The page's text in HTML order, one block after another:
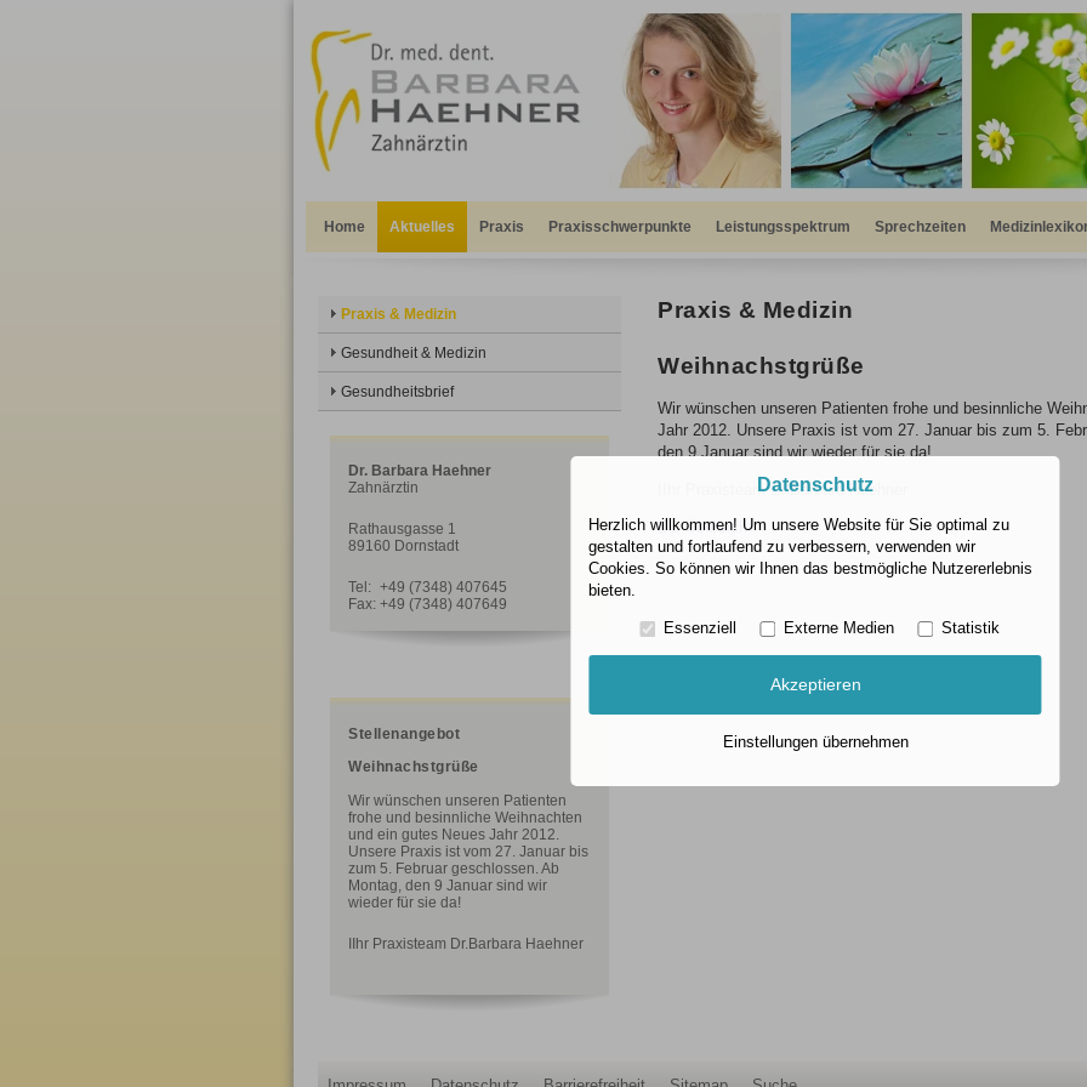
Home Aktuelles Praxis Praxisschwerpunkte Leistungsspektrum Sprechzeiten
Praxis & Medizin
Gesundheit & Medizin
Gesundheitsbrief
Dr. Barbara Haehner
Zahnärztin
Rathausgasse 1
89160 Dornstadt
Tel: +49 (7348) 407645
Fax: +49 (7348) 407649
Stellenangebot
Weihnachstgrüße
Wir wünschen unseren Patienten
frohe und besinnliche Weihnachten
und ein gutes Neues Jahr 2012.
Unsere Praxis ist vom 27. Januar bis
zum 5. Februar geschlossen. Ab
Montag, den 9 Januar sind wir
wieder für sie da!
IIhr Praxisteam Dr.Barbara Haehner
Praxis & Medizin
Weihnachstgrüße
Wir wünschen unseren Patienten frohe und besinnliche
Jahr 2012. Unsere Praxis ist vom 27. Januar bis zum 5.
den 9 Januar sind wir wieder für sie da!
IIhr Praxisteam Dr.Barbara Haehner
Zur Übersicht
Datenschutz
Herzlich willkommen! Um unsere Website für Sie optimal zu
gestalten und fortlaufend zu verbessern, verwenden wir
Cookies. So können wir Ihnen das bestmögliche Nutzererlebnis
bieten.
Essenziell Externe Medien Statistik
Akzeptieren
Einstellungen übernehmen